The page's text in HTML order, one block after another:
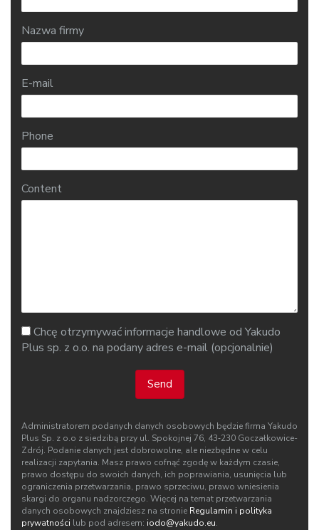
Nazwa firmy
E-mail
Phone
Content
Chcę otrzymywać informacje handlowe od Yakudo
Plus sp. z o.o. na podany adres e-mail (opcjonalnie)
Send
Administratorem podanych danych osobowych będzie firma Yakudo
Plus Sp. z o.o z siedzibą przy ul. Spokojnej 76, 43‑230 Goczałkowice-
Zdrój. Podanie danych jest dobrowolne, ale niezbędne w celu
realizacji zapytania. Masz prawo cofnąć zgodę w każdym czasie,
prawo dostępu do swoich danych, ich poprawiania, usunięcia lub
ograniczenia przetwarzania, prawo sprzeciwu, prawo wniesienia
skargi do organu nadzorczego. Więcej na temat przetwarzania
danych osobowych znajdziesz na stronie Regulamin i polityka
prywatności lub pod adresem: iodo@yakudo.eu.